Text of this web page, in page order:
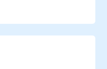
parties prenantes
les situations